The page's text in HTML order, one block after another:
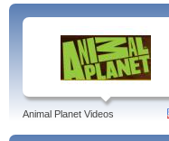
Animal Planet Videos